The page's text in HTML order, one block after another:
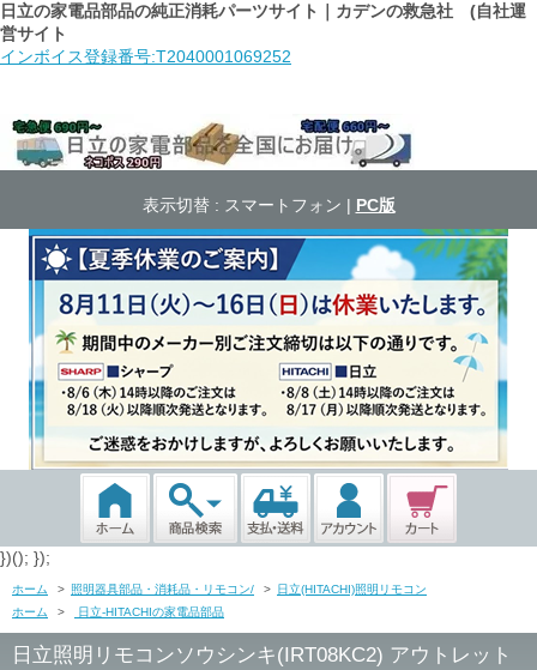
日立の家電品部品の純正消耗パーツサイト｜カデンの救急社 (自社運
営サイト
インボイス登録番号:T2040001069252
表示切替 : スマートフォン | PC版
})(); });
ホーム > 照明器具部品・消耗品・リモコン/ > 日立(HITACHI)照明リモコン
ホーム
> 日立-HITACHIの家電品部品
日立照明リモコンソウシンキ(IRT08KC2) アウトレット